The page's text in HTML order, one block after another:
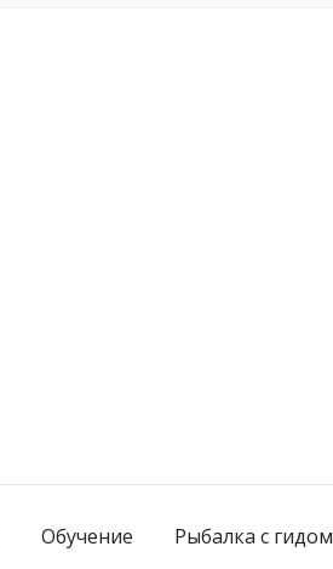
Обучение Рыбалка с гидом